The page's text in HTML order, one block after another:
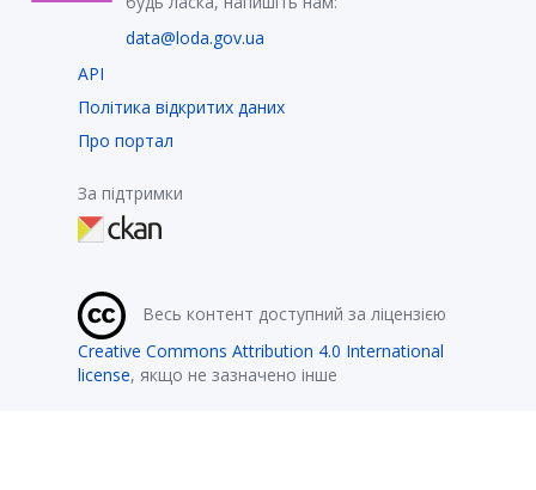
data@loda.gov.ua
API
Політика відкритих даних
Про портал
За підтримки
Весь контент доступний за ліцензією
Creative Commons Attribution 4.0 International
license, якщо не зазначено інше